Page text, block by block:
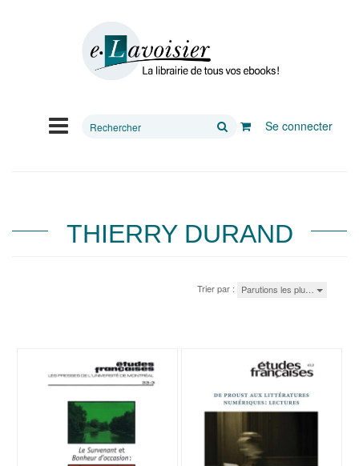
Rechercher
Se connecter
THIERRY DURAND
Trier par : Parutions les plu…